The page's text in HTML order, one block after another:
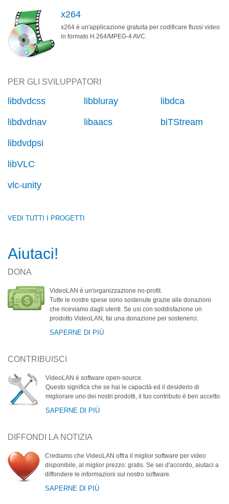
x264
x264 è un'applicazione gratuita per codificare flussi video
in formato H.264/MPEG-4 AVC.
PER GLI SVILUPPATORI
libdvdcss
libdvdnav
libdvdpsi
libVLC
vlc-unity
libbluray
libaacs
libdca
biTStream
VEDI TUTTI I PROGETTI
Aiutaci!
DONA
VideoLAN è un'organizzazione no-profit.
Tutte le nostre spese sono sostenute grazie alle donazioni
che riceviamo dagli utenti. Se usi con soddisfazione un
prodotto VideoLAN, fai una donazione per sostenerci.
SAPERNE DI PIÙ
CONTRIBUISCI
VideoLAN è software open-source.
Questo significa che se hai le capacità ed il desiderio di
migliorare uno dei nostri prodotti, il tuo contributo è ben accetto.
SAPERNE DI PIÙ
DIFFONDI LA NOTIZIA
Crediamo che VideoLAN offra il miglior software per video
disponibile, al miglior prezzo: gratis. Se sei d'accordo, aiutaci a
diffondere le informazioni sul nostro software.
SAPERNE DI PIÙ